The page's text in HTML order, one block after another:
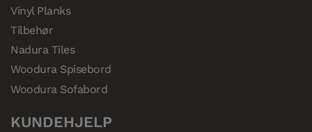
Vinyl Planks
Tilbehør
Nadura Tiles
Woodura Spisebord
Woodura Sofabord
KUNDEHJELP